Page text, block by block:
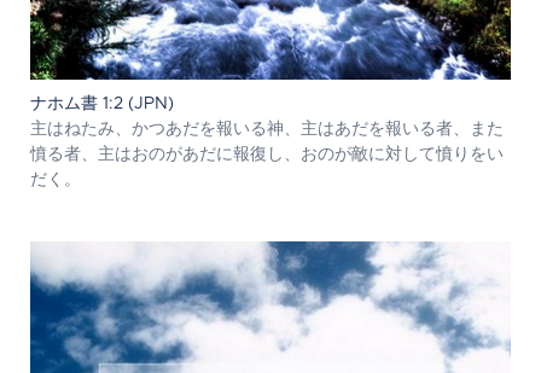
ナホム書 1:2 (JPN)
主はねたみ、かつあだを報いる神、主はあだを報いる者、また
憤る者、主はおのがあだに報復し、おのが敵に対して憤りをい
だく。